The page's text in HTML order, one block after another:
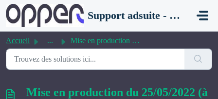
Passer au contenu principal
Support adsuite - aloha
Accueil ... Mise en production du 25/05/2022 (à 14h00)
Mise en production du 25/05/2022 (à